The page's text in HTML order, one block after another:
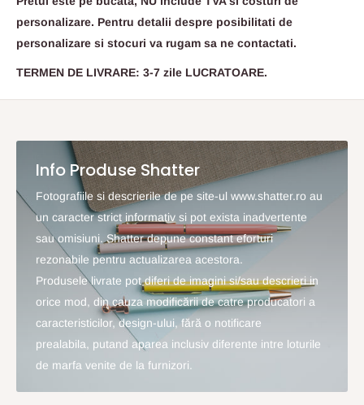
personalizare. Pentru detalii despre posibilitati de
personalizare si stocuri va rugam sa ne contactati.
TERMEN DE LIVRARE: 3-7 zile LUCRATOARE.
Info Produse Shatter
Fotografiile si descrierile de pe site-ul www.shatter.ro au
un caracter strict informativ si pot exista inadvertente
sau omisiuni. Shatter depune constant eforturi
rezonabile pentru actualizarea acestora.
Produsele livrate pot diferi de imagini si/sau descrieri in
orice mod, din cauza modificării de catre producatori a
caracteristicilor, design-ului, fără o notificare
prealabila, putand aparea inclusiv diferente intre loturile
de marfa venite de la furnizori.